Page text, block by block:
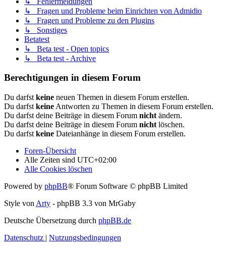
↳ Fragen und Probleme beim Einrichten von Admidio
↳ Fragen und Probleme zu den Plugins
↳ Sonstiges
Betatest
↳ Beta test - Open topics
↳ Beta test - Archive
Berechtigungen in diesem Forum
Du darfst keine neuen Themen in diesem Forum erstellen.
Du darfst keine Antworten zu Themen in diesem Forum erstellen.
Du darfst deine Beiträge in diesem Forum nicht ändern.
Du darfst deine Beiträge in diesem Forum nicht löschen.
Du darfst keine Dateianhänge in diesem Forum erstellen.
Foren-Übersicht
Alle Zeiten sind UTC+02:00
Alle Cookies löschen
Powered by phpBB® Forum Software © phpBB Limited
Style von Arty - phpBB 3.3 von MrGaby
Deutsche Übersetzung durch phpBB.de
Datenschutz | Nutzungsbedingungen